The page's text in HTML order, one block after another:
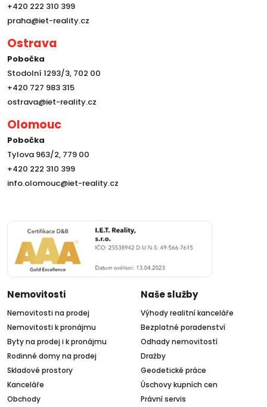
+420 222 310 399
praha@iet-reality.cz
Ostrava
Pobočka
Stodolní 1293/3, 702 00
+420 727 983 315
ostrava@iet-reality.cz
Olomouc
Pobočka
Tylova 963/2, 779 00
+420 222 310 399
info.olomouc@iet-reality.cz
Nemovitosti
Nemovitosti na prodej
Nemovitosti k pronájmu
Byty na prodej i k pronájmu
Rodinné domy na prodej
Skladové prostory
Kanceláře
Obchody
Naše služby
Výhody realitní kanceláře
Bezplatné poradenství
Odhady nemovitostí
Dražby
Geodetické práce
Úschovy kupních cen
Právní servis